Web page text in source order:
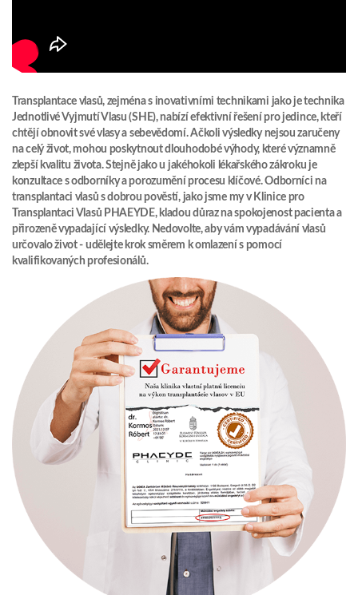
Transplantace vlasů, zejména s inovativními technikami jako je technika
Jednotlivé Vyjmutí Vlasu (SHE), nabízí efektivní řešení pro jedince, kteří
chtějí obnovit své vlasy a sebevědomí. Ačkoli výsledky nejsou zaručeny
na celý život, mohou poskytnout dlouhodobé výhody, které významně
zlepší kvalitu života. Stejně jako u jakéhokoli lékařského zákroku je
konzultace s odborníky a porozumění procesu klíčové. Odborníci na
transplantaci vlasů s dobrou pověstí, jako jsme my v Klinice pro
Transplantaci Vlasů PHAEYDE, kladou důraz na spokojenost pacienta a
přirozeně vypadající výsledky. Nedovolte, aby vám vypadávání vlasů
určovalo život - udělejte krok směrem k omlazení s pomocí
kvalifikovaných profesionálů.